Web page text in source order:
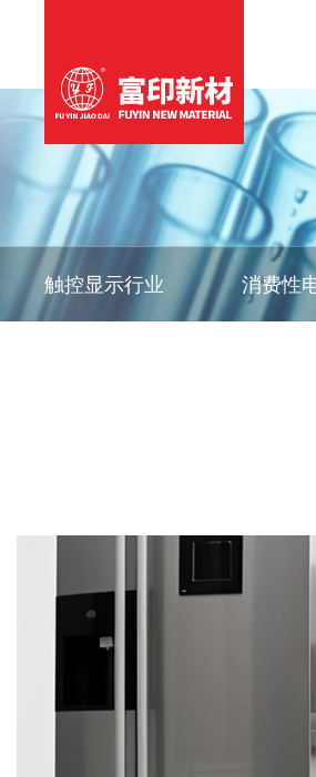
关于富印
富印简介
产品中心
OCA光学胶
解决方案
触控显示行业
技术服务
研发中心
新闻动态
富印动态
联系我们
联系方式
触控显示行业 消费性